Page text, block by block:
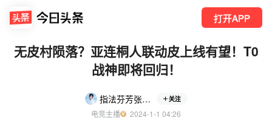
打开APP
无皮村陨落？亚连桐人联动皮上线有望！T0
战神即将回归！
指法芬芳张大仙 关注
电竞主播
  2024-1-1 04:26